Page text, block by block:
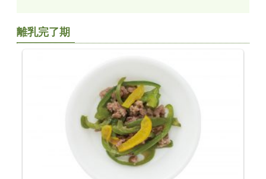
離乳完了期